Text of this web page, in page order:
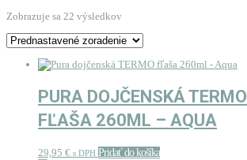
Zobrazuje sa 22 výsledkov
PURA DOJČENSKÁ TERMO
FĽAŠA 260ML – AQUA
29,95 € s DPH Pridať do košíka